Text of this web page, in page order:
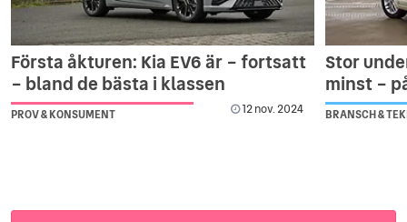
Första åkturen: Kia EV6 är – fortsatt
– bland de bästa i klassen
PROV & KONSUMENT 12 nov. 2024
Stor
minst –
BRANSCH &